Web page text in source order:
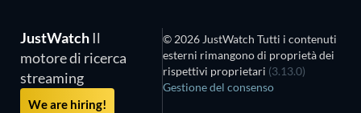
JustWatch Il
motore di ricerca
streaming
We are hiring!
© 2026 JustWatch Tutti i contenuti
esterni rimangono di proprietà dei
rispettivi proprietari (3.13.0)
Gestione del consenso